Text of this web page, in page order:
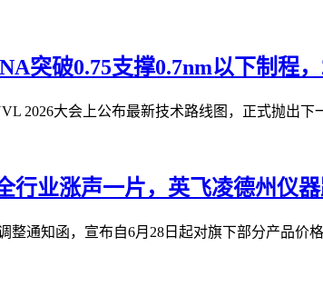
突破0.75支撑0.7nm以下制程
2026大会上公布最新技术路线图，正式抛出下
行业涨声一片，英飞凌德州仪
通知函，宣布自6月28日起对旗下部分产品价